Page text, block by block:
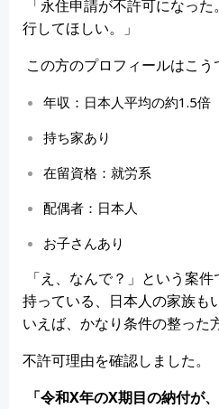
「永住申請が不許可になっ
行してほしい。」
この方のプロフィールはこう
年収：日本人平均の約1.5倍
持ち家あり
在留資格：就労系
配偶者：日本人
お子さんあり
「え、なんで？」という案
持っている、日本人の家族も
いえば、かなり条件の整った
不許可理由を確認しました。
「令和X年のX期目の納付が